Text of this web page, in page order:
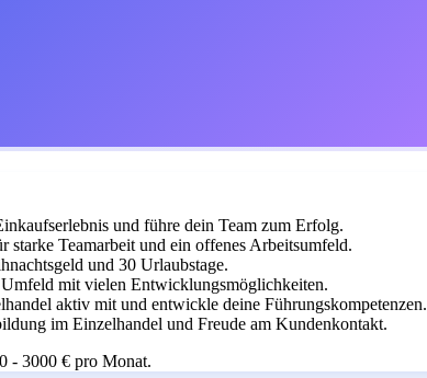
und führe dein Team zum Erfolg.
Teamarbeit und ein offenes Arbeitsumfeld.
und 30 Urlaubstage.
mit vielen Entwicklungsmöglichkeiten.
aktiv mit und entwickle deine Führungskompetenzen.
im Einzelhandel und Freude am Kundenkontakt.
- 3000 € pro Monat.